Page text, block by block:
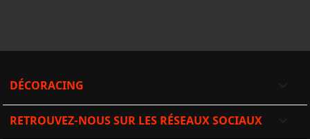
DÉCORACING
RETROUVEZ-NOUS SUR LES RÉSEAUX SOCIAUX